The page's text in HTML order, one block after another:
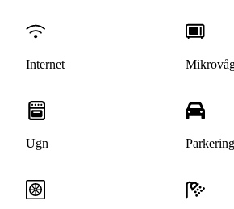
Internet
Ugn